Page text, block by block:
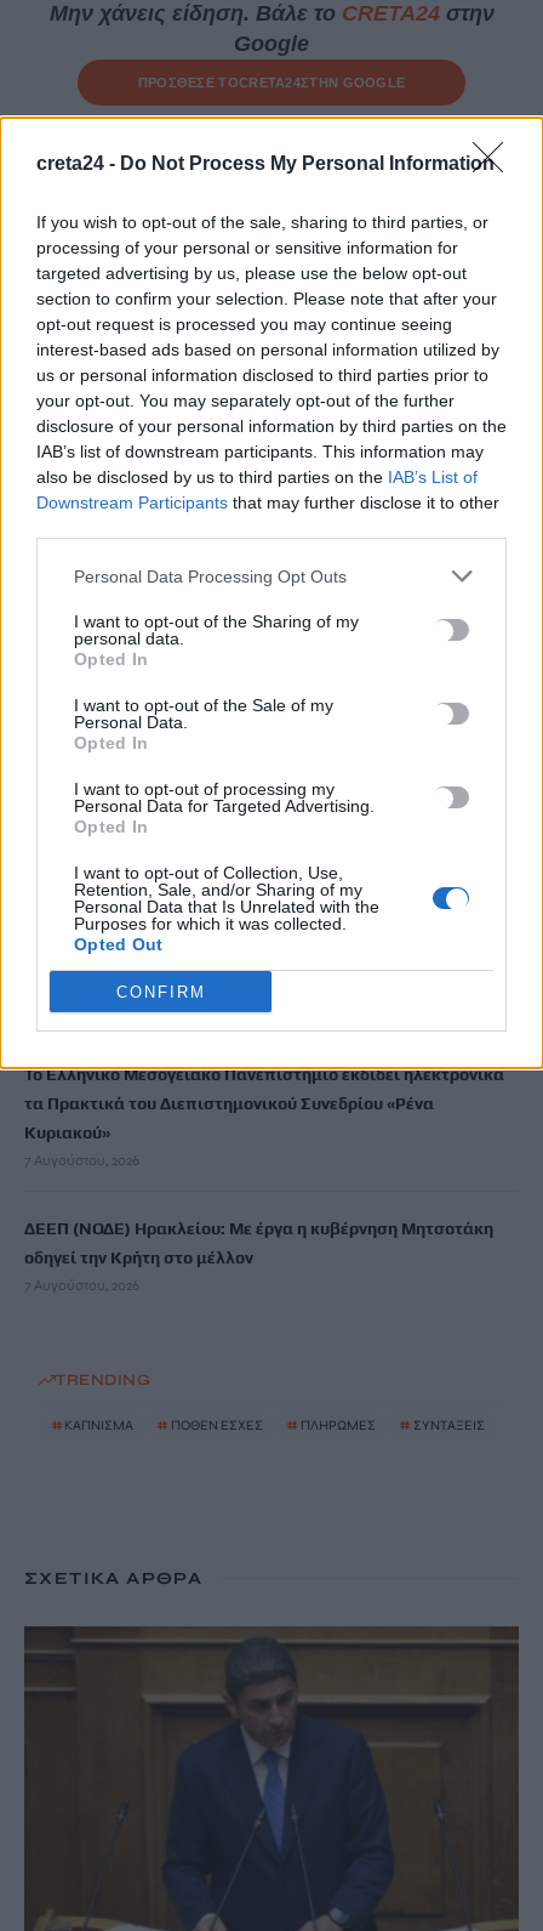
creta24 - Do Not Process My Personal Information
If you wish to opt-out of the sale, sharing to third parties, or
processing of your personal or sensitive information for
targeted advertising by us, please use the below opt-out
section to confirm your selection. Please note that after your
opt-out request is processed you may continue seeing
interest-based ads based on personal information utilized by
us or personal information disclosed to third parties prior to
your opt-out. You may separately opt-out of the further
disclosure of your personal information by third parties on the
IAB’s list of downstream participants. This information may
also be disclosed by us to third parties on the IAB’s List of
Downstream Participants that may further disclose it to other
Personal Data Processing Opt Outs
I want to opt-out of the Sharing of my
personal data.
Opted In
I want to opt-out of the Sale of my
Personal Data.
Opted In
I want to opt-out of processing my
Personal Data for Targeted Advertising.
Opted In
I want to opt-out of Collection, Use,
Retention, Sale, and/or Sharing of my
Personal Data that Is Unrelated with the
Purposes for which it was collected.
Opted Out
CONFIRM
Μην χάνεις είδηση. Βάλε το CRETA24στην
Google
ΠΡΟΣΘΕΣΕ ΤΟCRETA24ΣΤΗΝ GOOGLE
ΡΟΗ ΕΙΔΗΣΕΩΝ
«Θεριακλήδες» οι Έλληνες – Πάνω από 1 στους 5 καπνίζει
καθημερινά
7 Αυγούστου, 2026
Σε εξέλιξη οι δηλώσεις Πόθεν Έσχες – Αναλυτικά η
διαδικασία
7 Αυγούστου, 2026
Πότε πληρώνονται οι συντάξεις Σεπτεμβρίου
7 Αυγούστου, 2026
Ξεκινούν οι ετήσιες Καλοκαιρινές Εκθέσεις του Φεστιβάλ
7 Αυγούστου, 2026
Ισπανία: Απολιθώματα αποκαλύπτουν ότι οι πρώτοι
Ευρωπαίοι ίσως ασκούσαν κανιβαλισμό
7 Αυγούστου, 2026
Σοκαριστικές αποκαλύψεις του FBI μετά το Μουντιάλ: «Θα
7 Αυγούστου, 2026
ΗΠΑ: Δασκάλα χορού κατηγορείται για σεξουαλική
κακοποίηση δύο ανήλικων μαθητών της
7 Αυγούστου, 2026
Το Ελληνικό Μεσογειακό Πανεπιστήμιο εκδίδει ηλεκτρονικά
τα Πρακτικά του Διεπιστημονικού Συνεδρίου «Ρένα
Κυριακού»
7 Αυγούστου, 2026
ΔΕΕΠ (ΝΟΔΕ) Ηρακλείου: Με έργα η κυβέρνηση Μητσοτάκη
οδηγεί την Κρήτη στο μέλλον
7 Αυγούστου, 2026
TRENDING
# ΚΑΠΝΙΣΜΑ # ΠΟΘΕΝ ΕΣΧΕΣ # ΠΛΗΡΩΜΕΣ # ΣΥΝΤΑΞΕΙΣ
ΣΧΕΤΙΚΆ ΆΡΘΡΑ